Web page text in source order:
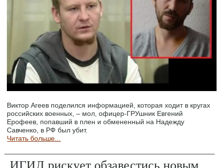
Виктор Агеев поделился информацией, которая ходит в кругах
российских военных, – мол, офицер-ГРУшник Евгений
Ерофеев, попавший в плен и обмененный на Надежду
Савченко, в РФ был убит.
Читать больше...